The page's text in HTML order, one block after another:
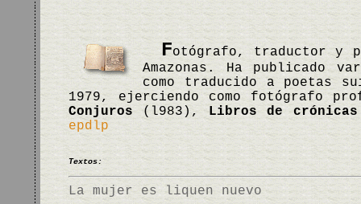
Fotógrafo, traductor y
Amazonas. Ha publicado
como traducido a poetas
1979, ejerciendo como fotógrafo
Conjuros(l983),Libros de crónicas
epdlp
Textos:
La mujer es liquen nuevo